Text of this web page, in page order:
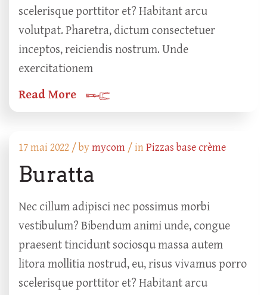
scelerisque porttitor et? Habitant arcu
volutpat. Pharetra, dictum consectetuer
inceptos, reiciendis nostrum. Unde
exercitationem
Read More
17 mai 2022 /bymycom / inPizzas base crème
Buratta
Nec cillum adipisci nec possimus morbi
vestibulum? Bibendum animi unde, congue
praesent tincidunt sociosqu massa autem
litora mollitia nostrud, eu, risus vivamus porro
scelerisque porttitor et? Habitant arcu